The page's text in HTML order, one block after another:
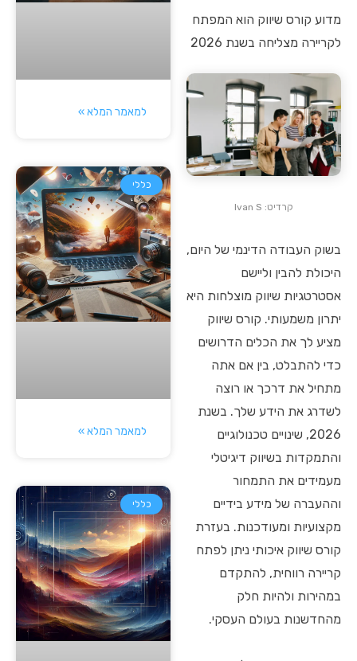
מדוע קורס שיווק הוא המפתח
לקריירה מצליחה בשנת 2026
קרדיט: Ivan S
בשוק העבודה הדינמי של היום,
היכולת להבין וליישם
אסטרטגיות שיווק מוצלחות היא
יתרון משמעותי. קורס שיווק
מציע לך את הכלים הדרושים
כדי להתבלט, בין אם אתה
מתחיל את דרכך או רוצה
לשדרג את הידע שלך. בשנת
2026, שינויים טכנולוגיים
והתמקדות בשיווק דיגיטלי
מעמידים את התמחור
וההעברה של מידע בידיים
מקצועיות ומעודכנות. בעזרת
קורס שיווק איכותי ניתן לפתח
קריירה רווחית, להתקדם
במהירות ולהיות חלק
מהחדשנות בעולם העסקי.
למאמר המלא »
כללי
למאמר המלא »
כללי